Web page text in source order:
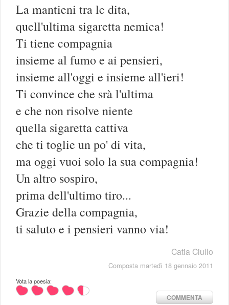
La mantieni tra le dita,
quell'ultima sigaretta nemica!
Ti tiene compagnia
insieme al fumo e ai pensieri,
insieme all'oggi e insieme all'ieri!
Ti convince che srà l'ultima
e che non risolve niente
quella sigaretta cattiva
che ti toglie un po' di vita,
ma oggi vuoi solo la sua compagnia!
Un altro sospiro,
prima dell'ultimo tiro...
Grazie della compagnia,
ti saluto e i pensieri vanno via!
Catia Ciullo
Composta martedì 18 gennaio 2011
Vota la poesia:
COMMENTA